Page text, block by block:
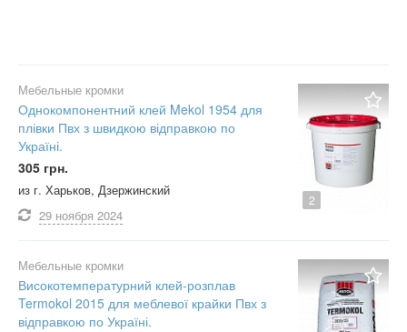
2
Мебельные кромки
Однокомпонентний клей Mekol 1954 для
плівки Пвх з швидкою відправкою по
Україні.
305 грн.
из г. Харьков, Дзержинский
29 ноября 2024
Мебельные кромки
Високотемпературний клей-розплав
Termokol 2015 для меблевої крайки Пвх з
відправкою по Україні.